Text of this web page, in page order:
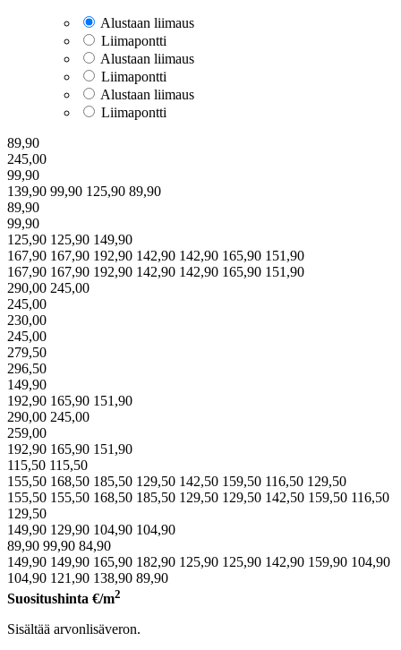
Alustaan liimaus
Liimapontti
Alustaan liimaus
Liimapontti
Alustaan liimaus
Liimapontti
89,90
245,00
99,90
139,90 99,90 125,90 89,90
89,90
99,90
125,90 125,90 149,90
167,90 167,90 192,90 142,90 142,90 165,90 151,90
167,90 167,90 192,90 142,90 142,90 165,90 151,90
290,00 245,00
245,00
230,00
245,00
279,50
296,50
149,90
192,90 165,90 151,90
290,00 245,00
259,00
192,90 165,90 151,90
115,50 115,50
155,50 168,50 185,50 129,50 142,50 159,50 116,50 129,50
155,50 155,50 168,50 185,50 129,50 129,50 142,50 159,50 116,50
129,50
149,90 129,90 104,90 104,90
89,90 99,90 84,90
149,90 149,90 165,90 182,90 125,90 125,90 142,90 159,90 104,90
104,90 121,90 138,90 89,90
Suositushinta €/m2
Sisältää arvonlisäveron.